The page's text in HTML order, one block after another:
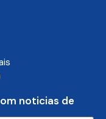
noticias de